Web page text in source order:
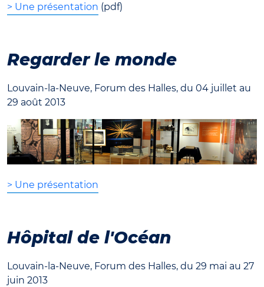
> Une présentation (pdf)
Regarder le monde
Louvain-la-Neuve, Forum des Halles, du 04 juillet au
29 août 2013
> Une présentation
Hôpital de l'Océan
Louvain-la-Neuve, Forum des Halles, du 29 mai au 27
juin 2013